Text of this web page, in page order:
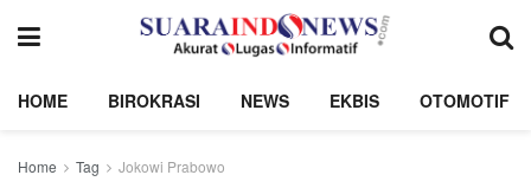
HOME BIROKRASI NEWS EKBIS OTOMOTIF
Home Tag Jokowi Prabowo